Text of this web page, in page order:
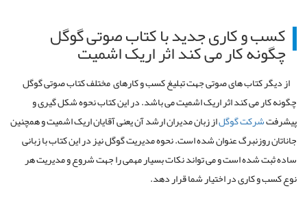
کسب و کاری جدید با کتاب صوتی گوگل
چگونه کار می کند اثر اریک اشمیت
از دیگر کتاب های صوتی جهت تبلیغ کسب و کارهای مختلف کتاب صوتی گوگل
چگونه کار می کند اثر اریک اشمیت می باشد. در این کتاب نحوه شکل گیری و
پیشرفتشرکت گوگلاز زبان مدیران ارشد آن یعنی آقایان اریک اشمیت و همچنین
جاناتان روزنبرگ عنوان شده است. نحوه مدیریت گوگل نیز در این کتاب با زبانی
ساده ثبت شده است و می تواند نکات بسیار مهمی را جهت شروع و مدیریت هر
نوع کسب و کاری در اختیار شما قرار دهد.